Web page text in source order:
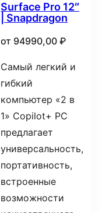
Surface Pro 12″
| Snapdragon
от 94990,00 ₽
Самый легкий и
гибкий
компьютер «2 в
1» Copilot+ PC
предлагает
универсальность,
портативность,
встроенные
возможности